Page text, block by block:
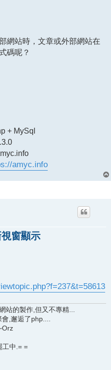
網站時，文章或外部網站在
碼呢？
+ MySql
amyc.info
窗顯示
站的製作,但又不專精...
,邂逅了php....
工中.= =